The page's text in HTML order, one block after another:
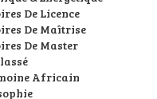
De Licence
De Maîtrise
De Master
Africain